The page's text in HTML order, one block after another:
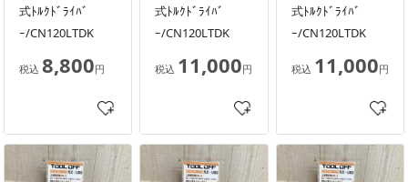
式ﾄﾙｸﾄﾞﾗｲﾊﾞ
ｰ/CN120LTDK
税込 8,800円
式ﾄﾙｸﾄﾞﾗｲﾊﾞ
ｰ/CN120LTDK
税込 11,000円
式ﾄﾙｸﾄﾞﾗｲﾊﾞ
ｰ/CN120LTDK
税込 11,000円